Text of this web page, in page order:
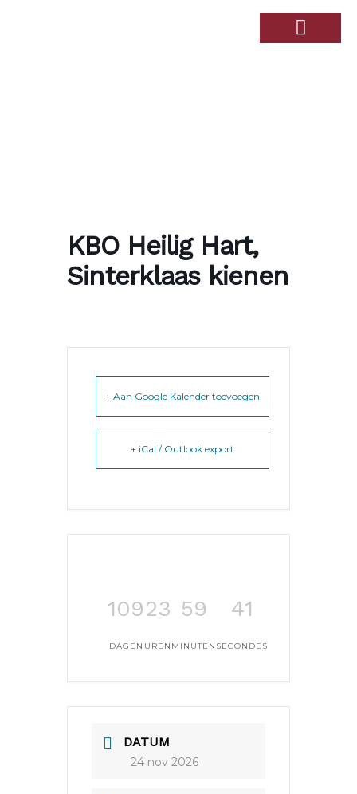
KBO Heilig Hart,
Sinterklaas kienen
+ Aan Google Kalender toevoegen
+ iCal / Outlook export
109
DAGEN
23
UREN
59
MINUTEN
41
SECONDES
DATUM
24 nov 2026